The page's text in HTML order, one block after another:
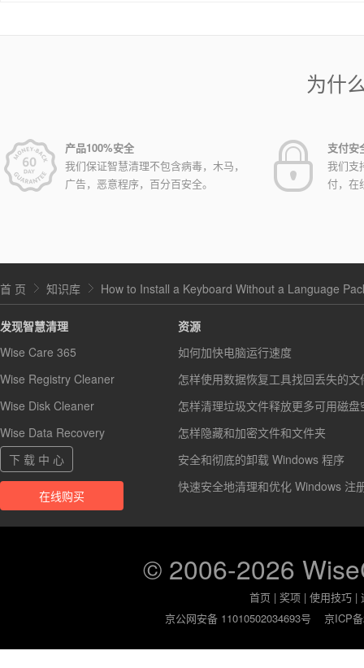
为什
产品100%安全
我们保证智慧清理不包含病毒，木马，
广告，恶意程序，百分百安全。
支付安
我们支
付，在
首 页 知识库 How to Install a Keyboard Without a Language
发现智慧清理
Wise Care 365
Wise Registry Cleaner
Wise Disk Cleaner
Wise Data Recovery
下 载 中 心
在线购买
资源
如何加快电脑运行速度
怎样使用数据恢复工具找回丢失的文
怎样清理垃圾文件释放更多可用磁盘
怎样隐藏和加密文件和文件夹
安全和彻底的卸载 Windows 程序
快速安全地清理和优化 Windows 注
© 2006-2026
首页 |奖项 |使用技巧 |
京公网安备 11010502034693号
京ICP